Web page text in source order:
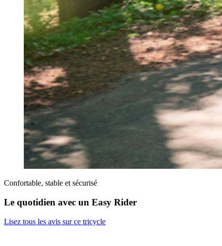
Confortable, stable et sécurisé
Le quotidien avec un Easy Rider
Lisez tous les avis sur ce tricycle